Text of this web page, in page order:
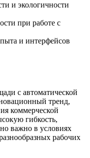
и экологичности
при работе с
и интерфейсов
с автоматической
тренд,
коммерческой
гибкость,
важно в условиях
рабочих